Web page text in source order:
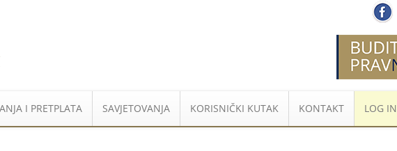
I PRETPLATA SAVJETOVANJA KORISNIČKI KUTAK KONTAKT LOG IN